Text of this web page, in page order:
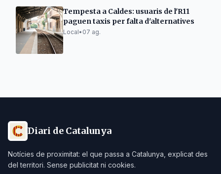
Tempesta a Caldes: usuaris de l'R11
paguen taxis per falta d'alternatives
Local• 07 ag.
Diari de Catalunya
Notícies de proximitat: el que passa a Catalunya, explicat des
del territori. Sense publicitat ni cookies.